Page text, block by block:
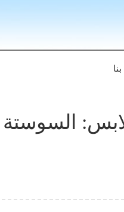
السوستة